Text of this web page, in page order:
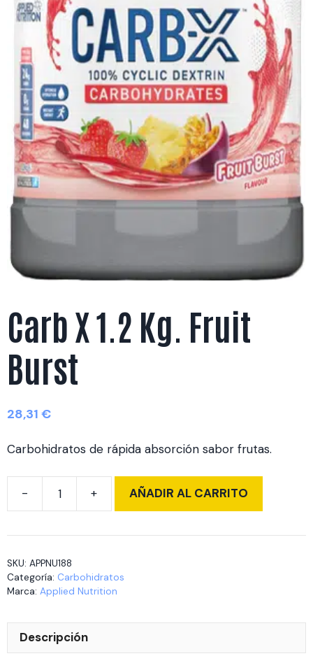
Carb X 1.2 Kg. Fruit
Burst
28,31 €
Carbohidratos de rápida absorción sabor frutas.
Carb
1.2
Fruit
Burst
AÑADIR AL CARRITO
SKU: APPNU188
Categoría: Carbohidratos
Marca: Applied Nutrition
Descripción